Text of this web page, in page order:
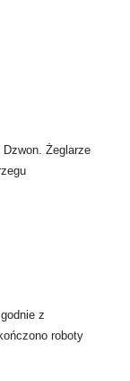
Żeglarze
z
roboty